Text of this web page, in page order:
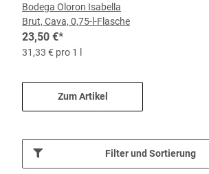
Bodega Oloron Isabella
Brut, Cava, 0,75-l-Flasche
23,50 €*
31,33 € pro 1 l
Zum Artikel
Filter und Sortierung